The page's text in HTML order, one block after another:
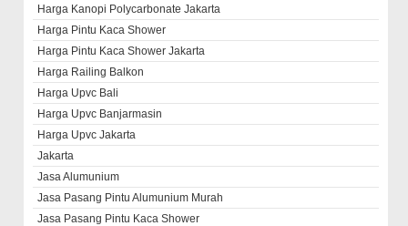
Harga Kanopi Polycarbonate Jakarta
Harga Pintu Kaca Shower
Harga Pintu Kaca Shower Jakarta
Harga Railing Balkon
Harga Upvc Bali
Harga Upvc Banjarmasin
Harga Upvc Jakarta
Jakarta
Jasa Alumunium
Jasa Pasang Pintu Alumunium Murah
Jasa Pasang Pintu Kaca Shower